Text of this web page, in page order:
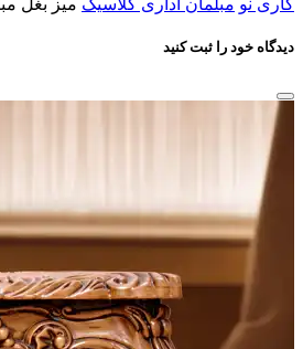
دیدگاه خود را ثبت کنید